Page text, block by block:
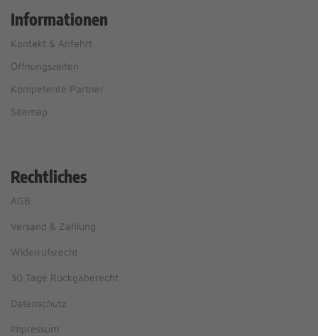
Informationen
Kontakt & Anfahrt
Öffnungszeiten
Kompetente Partner
Sitemap
Rechtliches
AGB
Versand & Zahlung
Widerrufsrecht
30 Tage Rückgaberecht
Datenschutz
Impressum